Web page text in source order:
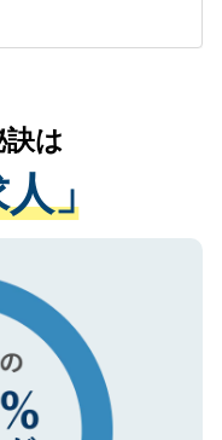
す。お預かりし
はご本人の許可
ついての厳密な
のみに付与され
取得済みです。
は、SSL（デー
安心ください。
関の状況や紹介
なアドバイスを
にご転職をされ
ートが可能です
い。
は
」